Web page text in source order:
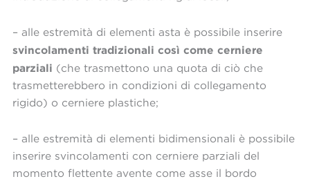
– alle estremità di elementi asta è possibile inserire
svincolamenti tradizionali così come cerniere
parziali (che trasmettono una quota di ciò che
trasmetterebbero in condizioni di collegamento
rigido) o cerniere plastiche;
– alle estremità di elementi bidimensionali è possibile
inserire svincolamenti con cerniere parziali del
momento flettente avente come asse il bordo